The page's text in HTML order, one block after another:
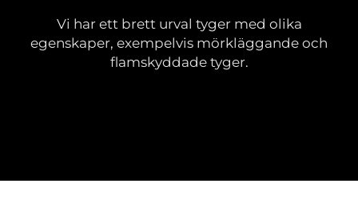
Vi har ett brett urval tyger med olika
egenskaper, exempelvis mörkläggande och
flamskyddade tyger.